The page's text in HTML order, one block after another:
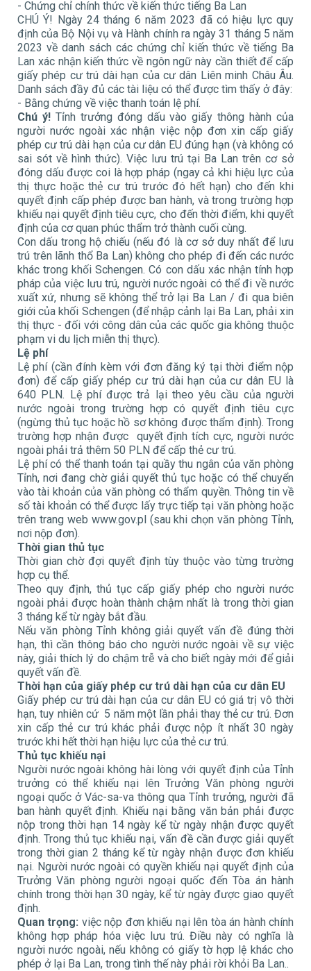
- Chứng chỉ chính thức về kiến thức tiếng Ba Lan
CHÚ Ý! Ngày 24 tháng 6 năm 2023 đã có hiệu lực quy
định của Bộ Nội vụ và Hành chính ra ngày 31 tháng 5 năm
2023 về danh sách các chứng chỉ kiến ​​thức về tiếng Ba
Lan xác nhận kiến ​​thức về ngôn ngữ này cần thiết để cấp
giấy phép cư trú dài hạn của cư dân Liên minh Châu Âu.
Danh sách đầy đủ các tài liệu có thể được tìm thấy ở đây:
- Bằng chứng về việc thanh toán lệ phí.
Chú ý! Tỉnh trưởng đóng dấu vào giấy thông hành của
người nước ngoài xác nhận việc nộp đơn xin cấp giấy
phép cư trú dài hạn của cư dân EU đúng hạn (và không có
sai sót về hình thức). Việc lưu trú tại Ba Lan trên cơ sở
đóng dấu được coi là hợp pháp (ngay cả khi hiệu lực của
thị thực hoặc thẻ cư trú trước đó hết hạn) cho đến khi
quyết định cấp phép được ban hành, và trong trường hợp
khiếu nại quyết định tiêu cực, cho đến thời điểm, khi quyết
định của cơ quan phúc thẩm trở thành cuối cùng.
Con dấu trong hộ chiếu (nếu đó là cơ sở duy nhất để lưu
trú trên lãnh thổ Ba Lan) không cho phép đi đến các nước
khác trong khối Schengen. Có con dấu xác nhận tính hợp
pháp của việc lưu trú, người nước ngoài có thể đi về nước
xuất xứ, nhưng sẽ không thể trở lại Ba Lan / đi qua biên
giới của khối Schengen (để nhập cảnh lại Ba Lan, phải xin
thị thực - đối với công dân của các quốc gia không thuộc
phạm vi du lịch miễn thị thực).
Lệ phí
Lệ phí (cần đính kèm với đơn đăng ký tại thời điểm nộp
đơn) để cấp giấy phép cư trú dài hạn của cư dân EU là
640 PLN. Lệ phí được trả lại theo yêu cầu của người
nước ngoài trong trường hợp có quyết định tiêu cực
(ngừng thủ tục hoặc hồ sơ không được thẩm định). Trong
trường hợp nhận được quyết định tích cực, người nước
ngoài phải trả thêm 50 PLN để cấp thẻ cư trú.
Lệ phí có thể thanh toán tại quầy thu ngân của văn phòng
Tỉnh, nơi đang chờ giải quyết thủ tục hoặc có thể chuyển
vào tài khoản của văn phòng có thẩm quyền. Thông tin về
số tài khoản có thể được lấy trực tiếp tại văn phòng hoặc
trên trang web www.gov.pl (sau khi chọn văn phòng Tỉnh,
nơi nộp đơn).
Thời gian thủ tục
Thời gian chờ đợi quyết định tùy thuộc vào từng trường
hợp cụ thể.
Theo quy định, thủ tục cấp giấy phép cho người nước
ngoài phải được hoàn thành chậm nhất là trong thời gian
3 tháng kể từ ngày bắt đầu.
Nếu văn phòng Tỉnh không giải quyết vấn đề đúng thời
hạn, thì cần thông báo cho người nước ngoài về sự việc
này, giải thích lý do chậm trễ và cho biết ngày mới để giải
quyết vấn đề.
Thời hạn của giấy phép cư trú dài hạn của cư dân EU
Giấy phép cư trú dài hạn của cư dân EU có giá trị vô thời
hạn, tuy nhiên cứ 5 năm một lần phải thay thẻ cư trú. Đơn
xin cấp thẻ cư trú khác phải được nộp ít nhất 30 ngày
trước khi hết thời hạn hiệu lực của thẻ cư trú.
Thủ tục khiếu nại
Người nước ngoài không hài lòng với quyết định của Tỉnh
trưởng có thể khiếu nại lên Trưởng Văn phòng người
ngoại quốc ở Vác-sa-va thông qua Tỉnh trưởng, người đã
ban hành quyết định. Khiếu nại bằng văn bản phải được
nộp trong thời hạn 14 ngày kể từ ngày nhận được quyết
định. Trong thủ tục khiếu nại, vấn đề cần được giải quyết
trong thời gian 2 tháng kể từ ngày nhận được đơn khiếu
nại. Người nước ngoài có quyền khiếu nại quyết định của
Trưởng Văn phòng người ngoại quốc đến Tòa án hành
chính trong thời hạn 30 ngày, kể từ ngày được giao quyết
định.
Quan trọng: việc nộp đơn khiếu nại lên tòa án hành chính
không hợp pháp hóa việc lưu trú. Điều này có nghĩa là
người nước ngoài, nếu không có giấy tờ hợp lệ khác cho
phép ở lại Ba Lan, trong tình thế này phải rời khỏi Ba Lan..